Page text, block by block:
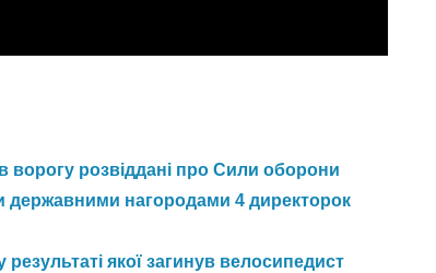
ворогу розвіддані про Сили оборони
державними нагородами 4 директорок
якої загинув велосипедист